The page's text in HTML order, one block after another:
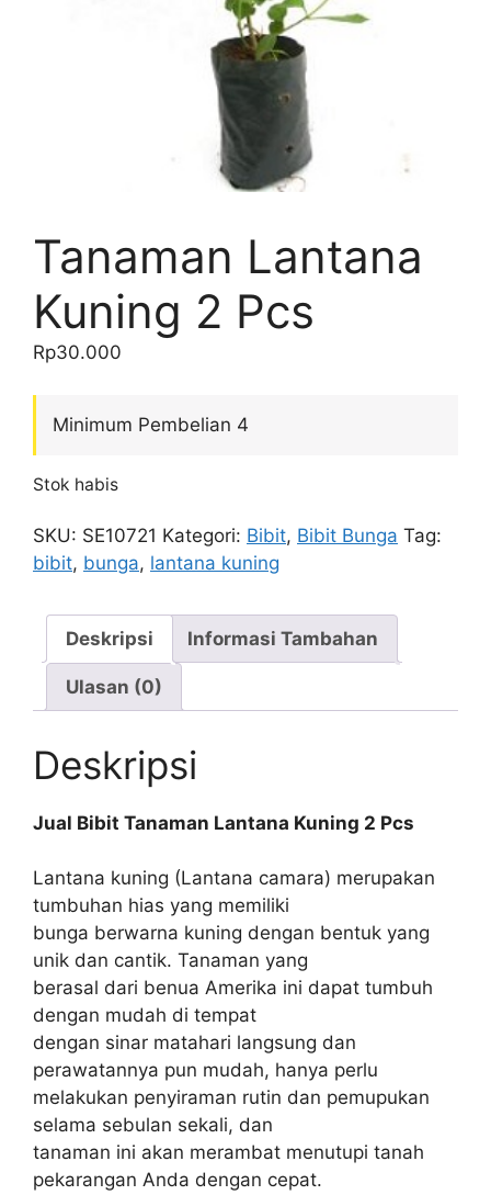
Tanaman Lantana
Kuning 2 Pcs
Rp30.000
Minimum Pembelian 4
Stok habis
SKU: SE10721 Kategori: Bibit, Bibit Bunga Tag:
bibit, bunga, lantana kuning
Deskripsi Informasi Tambahan
Ulasan (0)
Deskripsi
Jual Bibit Tanaman Lantana Kuning 2 Pcs
Lantana kuning (Lantana camara) merupakan
tumbuhan hias yang memiliki
bunga berwarna kuning dengan bentuk yang
unik dan cantik. Tanaman yang
berasal dari benua Amerika ini dapat tumbuh
dengan mudah di tempat
dengan sinar matahari langsung dan
perawatannya pun mudah, hanya perlu
melakukan penyiraman rutin dan pemupukan
selama sebulan sekali, dan
tanaman ini akan merambat menutupi tanah
pekarangan Anda dengan cepat.